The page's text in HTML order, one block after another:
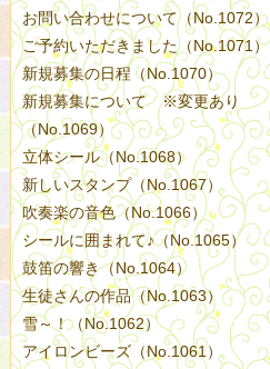
お問い合わせについて（No.1072）
ご予約いただきました（No.1071）
新規募集の日程（No.1070）
新規募集について ※変更あり
（No.1069）
立体シール（No.1068）
新しいスタンプ（No.1067）
吹奏楽の音色（No.1066）
シールに囲まれて♪（No.1065）
鼓笛の響き（No.1064）
生徒さんの作品（No.1063）
雪～！（No.1062）
アイロンビーズ（No.1061）